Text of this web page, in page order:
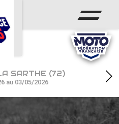
SARTHE (72)
au 03/05/2026